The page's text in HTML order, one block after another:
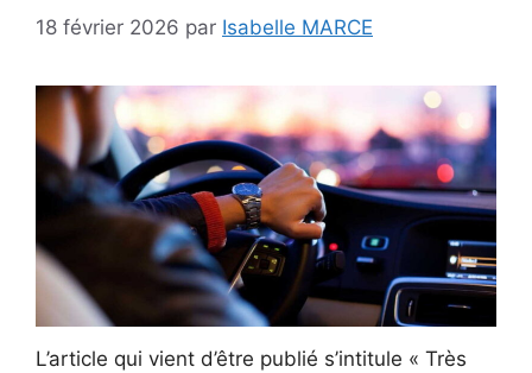
18 février 2026 par Isabelle MARCE
L’article qui vient d’être publié s’intitule « Très